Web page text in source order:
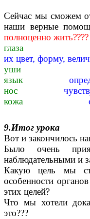
Сейчас мы сможем
наши верные
полноценно жить????
их цвет, форму,
уши
язык
нос
кожа
9.Итог урока
Вот и закончилось
Было очень
наблюдательными и
Какую цель мы
особенности
этих целей?
Что мы хотели
это???